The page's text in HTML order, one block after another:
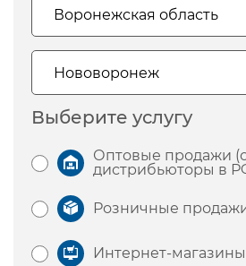
Выберите услугу
Оптовые продажи
дистрибьюторы в
Розничные
Интернет-магазины